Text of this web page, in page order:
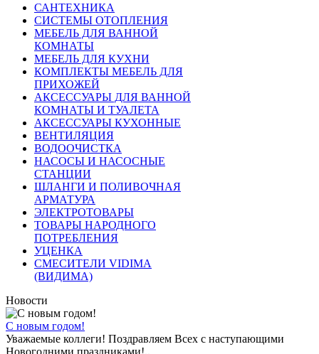
САНТЕХНИКА
СИСТЕМЫ ОТОПЛЕНИЯ
МЕБЕЛЬ ДЛЯ ВАННОЙ
КОМНАТЫ
МЕБЕЛЬ ДЛЯ КУХНИ
КОМПЛЕКТЫ МЕБЕЛЬ ДЛЯ
ПРИХОЖЕЙ
АКСЕССУАРЫ ДЛЯ ВАННОЙ
КОМНАТЫ И ТУАЛЕТА
АКСЕССУАРЫ КУХОННЫЕ
ВЕНТИЛЯЦИЯ
ВОДООЧИСТКА
НАСОСЫ И НАСОСНЫЕ
СТАНЦИИ
ШЛАНГИ И ПОЛИВОЧНАЯ
АРМАТУРА
ЭЛЕКТРОТОВАРЫ
ТОВАРЫ НАРОДНОГО
ПОТРЕБЛЕНИЯ
УЦЕНКА
СМЕСИТЕЛИ VIDIMA
(ВИДИМА)
Новости
С новым годом!
Уважаемые коллеги! Поздравляем Всех с наступающими
Новогодними праздниками!..